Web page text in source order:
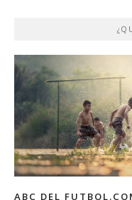
ABC DEL